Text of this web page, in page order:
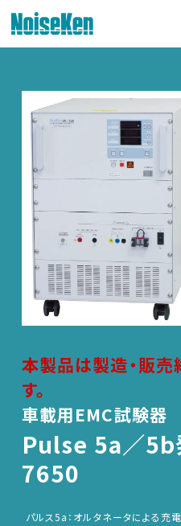
本製品は製造・販売
す。
車載用EMC試験器
Pulse 5a／
7650
パルス5a：オルタネータによる
静電気試験器
方形波インパルスノイズ試験器
ファスト・トランジェント/バ
雷サージ試験器
電源電圧変動試験器・その他
車載用EMC試験器
その他